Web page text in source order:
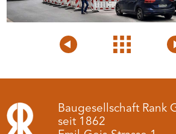
Voriges
Baugesellschaft Rank
seit 1862